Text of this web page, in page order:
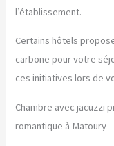
l’établissement.
Certains hôtels
carbone pour votre
ces initiatives lors de
Chambre avec jacuzzi
romantique à Matoury